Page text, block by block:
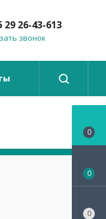
29 26-43-613
звонок
0
0
0